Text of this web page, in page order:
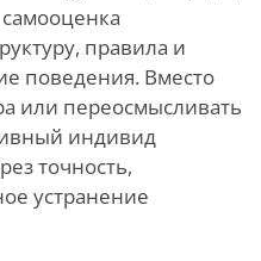
правила и
поведения. Вместо
или переосмысливать
индивид
точность,
устранение